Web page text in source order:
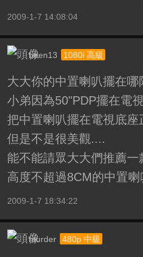
2009-1-7 14:08:04
been13 1080i 高級
大大你的中置喇叭擺在
小弟因為50"PDP擺在電
把中置喇叭擺在電視底座
但是不是很美觀....
能不能請眾大大們推薦一
高度不超過8CM的中置喇
2009-1-7 18:34:22
murder 480p 中級